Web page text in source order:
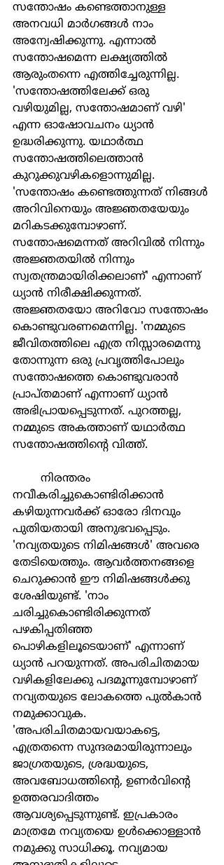
സന്തോഷം കണ്ടെത്താനുള്ള
അനവധി മാര്‍ഗങ്ങള്‍ നാം
അന്വേഷിക്കുന്നു. എന്നാല്‍
സന്തോഷമെന്ന ലക്ഷ്യത്തില്‍
ആരുംതന്നെ എത്തിച്ചേരുന്നില്ല.
'സന്തോഷത്തിലേക്ക് ഒരു
വഴിയുമില്ല, സന്തോഷമാണ് വഴി'
എന്ന ഓഷോവചനം ധ്യാന്‍
ഉദ്ധരിക്കുന്നു. യഥാര്‍ത്ഥ
സന്തോഷത്തിലെത്താന്‍
കുറുക്കുവഴികളൊന്നുമില്ല.
'സന്തോഷം കണ്ടെത്തുന്നത് നിങ്ങള്‍
അറിവിനെയും അജ്ഞതയേയും
മറികടക്കുമ്പോഴാണ്.
സന്തോഷമെന്നത് അറിവില്‍ നിന്നും
അജ്ഞതയില്‍ നിന്നും
സ്വതന്ത്രമായിരിക്കലാണ്' എന്നാണ്
ധ്യാന്‍ നിരീക്ഷിക്കുന്നത്.
അജ്ഞതയോ അറിവോ സന്തോഷം
കൊണ്ടുവരണമെന്നില്ല. 'നമ്മുടെ
ജീവിതത്തിലെ എത്ര നിസ്സാരമെന്നു
തോന്നുന്ന ഒരു പ്രവൃത്തിപോലും
സന്തോഷത്തെ കൊണ്ടുവരാന്‍
പ്രാപ്തമാണ് എന്നാണ് ധ്യാന്‍
അഭിപ്രായപ്പെടുന്നത്. പുറത്തല്ല,
നമ്മുടെ അകത്താണ് യഥാര്‍ത്ഥ
സന്തോഷത്തിന്‍റെ വിത്ത്.
നവീകരിച്ചുകൊണ്ടിരിക്കാന്‍
കഴിയുന്നവര്‍ക്ക് ഓരോ ദിനവും
പുതിയതായി അനുഭവപ്പെടും.
'നവ്യതയുടെ നിമിഷങ്ങള്‍' അവരെ
തേടിയെത്തും. ആവര്‍ത്തനങ്ങളെ
ചെറുക്കാന്‍ ഈ നിമിഷങ്ങള്‍ക്കു
ശേഷിയുണ്ട്. 'നാം
ചരിച്ചുകൊണ്ടിരിക്കുന്നത്
പഴകിപ്പതിഞ്ഞ
പൊഴികളിലൂടെയാണ്' എന്നാണ്
ധ്യാന്‍ പറയുന്നത്. അപരിചിതമായ
വഴികളിലേക്കു പദമൂന്നുമ്പോഴാണ്
നവ്യതയുടെ ലോകത്തെ പുല്‍കാന്‍
നമുക്കാവുക.
'അപരിചിതമായവയാകട്ടെ,
എത്രതന്നെ സുന്ദരമായിരുന്നാലും
ജാഗ്രതയുടെ, ശ്രദ്ധയുടെ,
അവബോധത്തിന്‍റെ, ഉണര്‍വിന്‍റെ
ഉത്തരവാദിത്തം
ആവശ്യപ്പെടുന്നുണ്ട്. ഇപ്രകാരം
മാത്രമേ നവ്യതയെ ഉള്‍ക്കൊള്ളാന്‍
നമുക്കു സാധിക്കൂ. നവ്യമായ